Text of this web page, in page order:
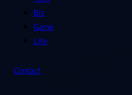
Biz
Game
Life
Contact